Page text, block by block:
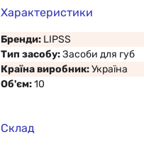
Характеристики
Бренди: LIPSS
Тип засобу:Засоби для губ
Країна виробник:Україна
Об'єм:10
Склад